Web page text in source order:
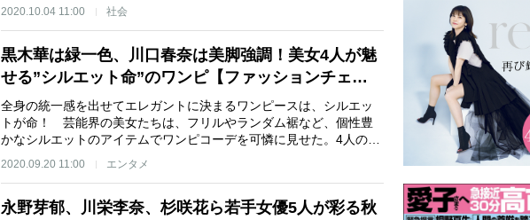
2020.10.04 11:00 社会
黒木華は緑一色、川口春奈は美脚強調！美女4人が魅
せる”シルエット命”のワンピ【ファッションチェ…
全身の統一感を出せてエレガントに決まるワンピースは、シルエッ
トが命！ 芸能界の美女たちは、フリルやランダム裾など、個性豊
かなシルエットのアイテムでワンピコーデを可憐に見せた。4人の…
2020.09.20 11:00 エンタメ
永野芽郁、川栄李奈、杉咲花ら若手女優5人が彩る秋